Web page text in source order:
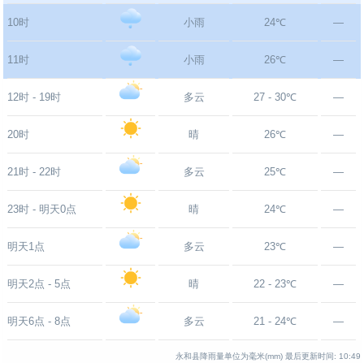
10时 小雨 24℃ —
11时 小雨 26℃ —
12时 - 19时 多云 27 - 30℃ —
20时 晴 26℃ —
21时 - 22时 多云 25℃ —
23时 - 明天0点 晴 24℃ —
明天1点 多云 23℃ —
明天2点 - 5点 晴 22 - 23℃ —
明天6点 - 8点 多云 21 - 24℃ —
永和县降雨量单位为毫米(mm) 最后更新时间: 10:49